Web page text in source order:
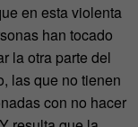
en esta violenta
han tocado
la otra parte del
las que no tienen
con no hacer